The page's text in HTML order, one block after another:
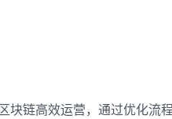
块链高效运营，通过优化流